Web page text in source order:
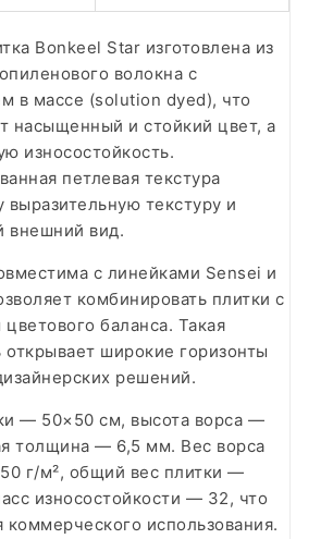
Bonkeel Star изготовлена из
волокна с
в массе (solution dyed), что
насыщенный и стойкий цвет, а
износостойкость.
петлевая текстура
выразительную текстуру и
внешний вид.
с линейками Sensei и
комбинировать плитки с
баланса. Такая
широкие горизонты
решений.
— 50×50 см, высота ворса —
толщина — 6,5 мм. Вес ворса
г/м², общий вес плитки —
износостойкости — 32, что
коммерческого использования.